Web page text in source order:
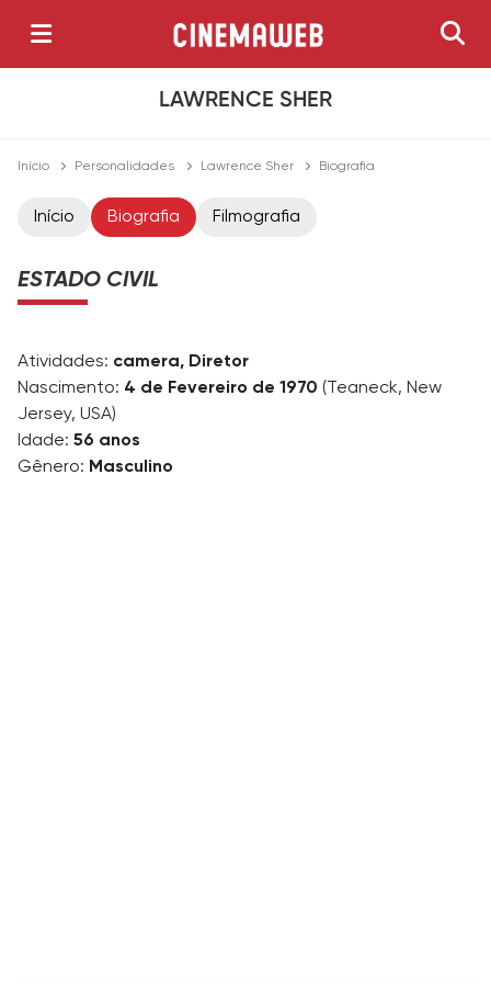
LAWRENCE SHER
Início Personalidades Lawrence Sher Biografia
Início Biografia Filmografia
ESTADO CIVIL
Atividades: camera, Diretor
Nascimento: 4 de Fevereiro de 1970 (Teaneck, New
Jersey, USA)
Idade: 56 anos
Gênero: Masculino